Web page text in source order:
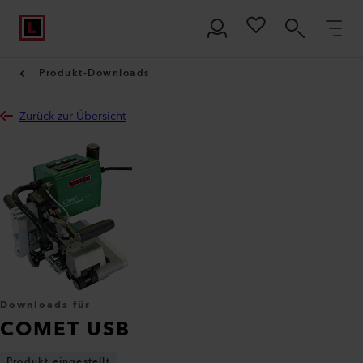
Produkt-Downloads
Zurück zur Übersicht
Downloads für
COMET USB